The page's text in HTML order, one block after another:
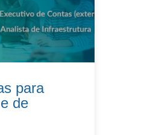
para
de